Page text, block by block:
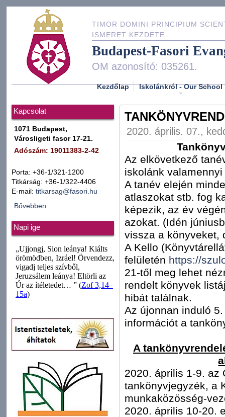
TIMOR DOMINI PRINCIPIUM
ISMERET KEZDETE
Budapest-Fasori
OM azonosító: 035261.
Kezdőlap Iskolánkról - Our School
Kapcsolat
1071 Budapest,
Városligeti fasor 17-21.
Adószám: 19011383-2-42
Porta: +36-1/321-1200
Titkárság: +36-1/322-4406
E-mail: titkarsag@fasori.hu
Bővebben...
Napi ige
2020. április. 07.,
Az elkövetkező
iskolánk
A tanév elején
atlaszokat stb. fog
képezik, az év
azokat. (Idén
vissza a könyveket,
A Kello
felületén https://
21-től meg lehet
rendelt könyvek
hibát találnak.
Az újonnan induló
információt a
A
2020. április 1-9. az
tankönyvjegyzék, a
munkaközösség-
2020. április 10-20.